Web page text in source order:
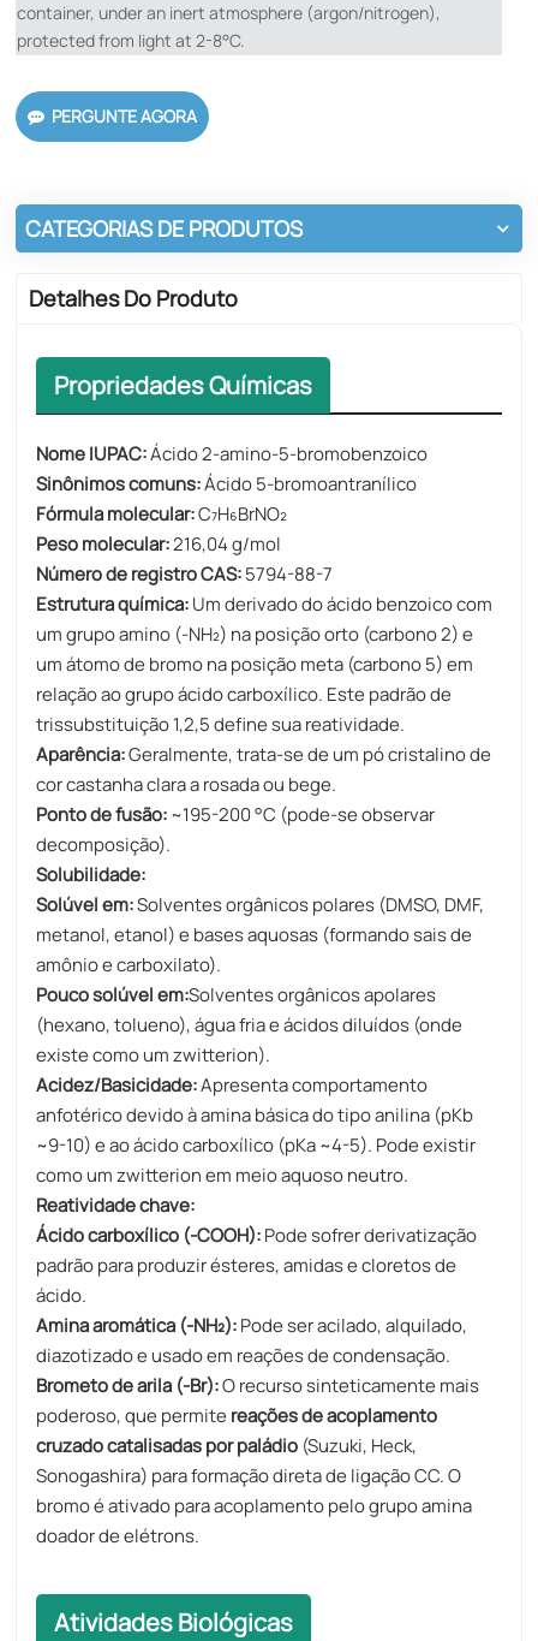
container, under an inert atmosphere (argon/nitrogen),
protected from light at 2-8°C.
PERGUNTE AGORA
CATEGORIAS DE PRODUTOS
Detalhes Do Produto
Propriedades Químicas
Nome IUPAC:Ácido 2-amino-5-bromobenzoico
Sinônimos comuns:Ácido 5-bromoantranílico
Fórmula molecular:C₇H₆BrNO₂
Peso molecular:216,04 g/mol
Número de registro CAS:5794-88-7
Estrutura química:Um derivado do ácido benzoico com
um grupo amino (-NH₂) na posição orto (carbono 2) e
um átomo de bromo na posição meta (carbono 5) em
relação ao grupo ácido carboxílico. Este padrão de
trissubstituição 1,2,5 define sua reatividade.
Aparência:Geralmente, trata-se de um pó cristalino de
cor castanha clara a rosada ou bege.
Ponto de fusão:~195-200 °C (pode-se observar
decomposição).
Solubilidade:
Solúvel em:Solventes orgânicos polares (DMSO, DMF,
metanol, etanol) e bases aquosas (formando sais de
amônio e carboxilato).
Pouco solúvel em:Solventes orgânicos apolares
(hexano, tolueno), água fria e ácidos diluídos (onde
existe como um zwitterion).
Acidez/Basicidade:Apresenta comportamento
anfotérico devido à amina básica do tipo anilina (pKb
~9-10) e ao ácido carboxílico (pKa ~4-5). Pode existir
como um zwitterion em meio aquoso neutro.
Reatividade chave:
Ácido carboxílico (-COOH):Pode sofrer derivatização
padrão para produzir ésteres, amidas e cloretos de
ácido.
Amina aromática (-NH₂):Pode ser acilado, alquilado,
diazotizado e usado em reações de condensação.
Brometo de arila (-Br):O recurso sinteticamente mais
poderoso, que permite reações de acoplamento
cruzado catalisadas por paládio (Suzuki, Heck,
Sonogashira) para formação direta de ligação CC. O
bromo é ativado para acoplamento pelo grupo amina
doador de elétrons.
Atividades Biológicas